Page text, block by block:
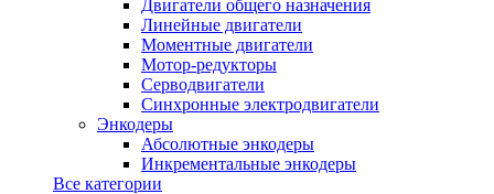
Двигатели общего назначения
Линейные двигатели
Моментные двигатели
Мотор-редукторы
Серводвигатели
Синхронные электродвигатели
Энкодеры
Абсолютные энкодеры
Инкрементальные энкодеры
Все категории